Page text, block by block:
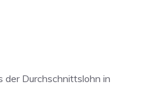
der Durchschnittslohn in